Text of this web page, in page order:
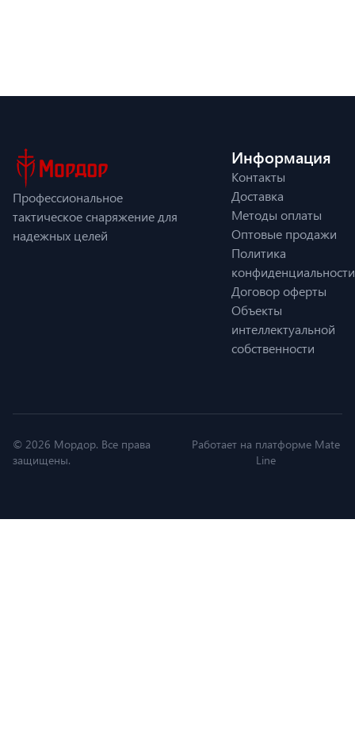
Профессиональное
тактическое снаряжение для
надежных целей
Информация
Контакты
Доставка
Методы оплаты
Оптовые продажи
Политика
конфиденциальности
Договор оферты
Объекты
интеллектуальной
собственности
© 2026 Мордор. Все права
защищены.
Работает на платформе Mate
Line